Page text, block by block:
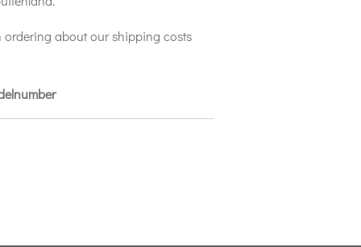
ordering about our shipping costs